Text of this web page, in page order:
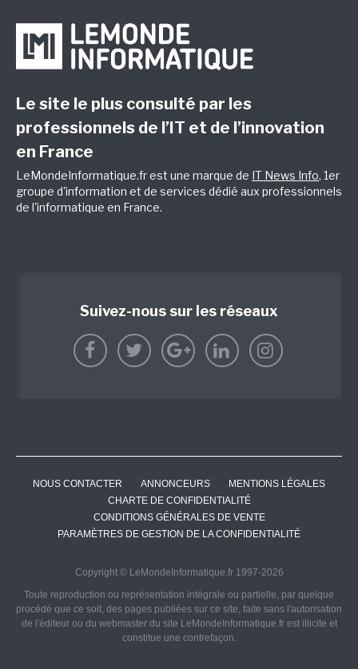
Le site le plus consulté par les
professionnels de l’IT et de l’innovation
en France
LeMondeInformatique.fr est une marque de IT News Info, 1er
groupe d'information et de services dédié aux professionnels
de l'informatique en France.
Suivez-nous sur les réseaux
NOUS CONTACTER ANNONCEURS
MENTIONS LÉGALES
CHARTE DE CONFIDENTIALITÉ
CONDITIONS GÉNÉRALES DE VENTE
PARAMÈTRES DE GESTION DE LA CONFIDENTIALITÉ
Copyright © LeMondeInformatique.fr 1997-2026
Toute reproduction ou représentation intégrale ou partielle, par quelque
procédé que ce soit, des pages publiées sur ce site, faite sans l'autorisation
de l'éditeur ou du webmaster du site LeMondeInformatique.fr est illicite et
constitue une contrefaçon.